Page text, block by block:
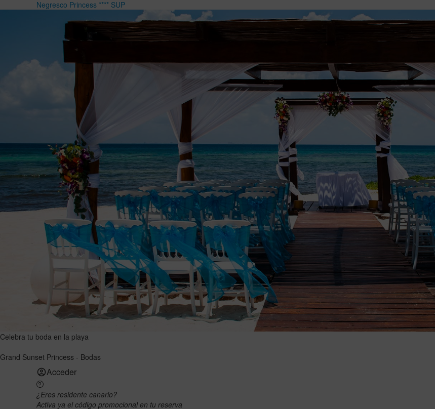
Negresco Princess **** SUP
Celebra tu boda en la playa
Grand Sunset Princess - Bodas
Acceder
¿Eres residente canario?
Activa ya el código promocional en tu reserva